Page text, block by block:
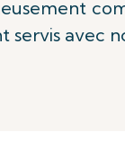
servis avec